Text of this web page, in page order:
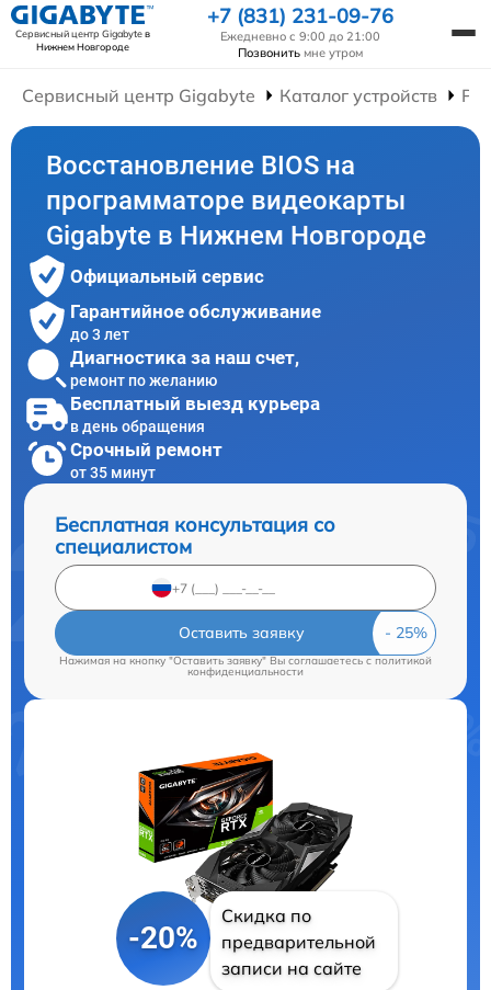
Сервисный центр Gigabyteв
Нижнем Новгороде
+7 (831) 231-09-76
Ежедневно с 9:00 до 21:00
Позвонить мне утром
Сервисный центр Gigabyte Каталог устройств
Восстановление BIOS на
программаторе видеокарты
Gigabyte в Нижнем Новгороде
Официальный сервис
Гарантийное обслуживание
до 3 лет
Диагностика за наш счет,
ремонт по желанию
Бесплатный выезд курьера
в день обращения
Срочный ремонт
от 35 минут
Бесплатная консультация со
специалистом
Оставить заявку
Нажимая на кнопку "Оставить заявку" Вы соглашаетесь cполитикой
конфиденциальности
-20%
Скидка по
предварительной
записи на сайте